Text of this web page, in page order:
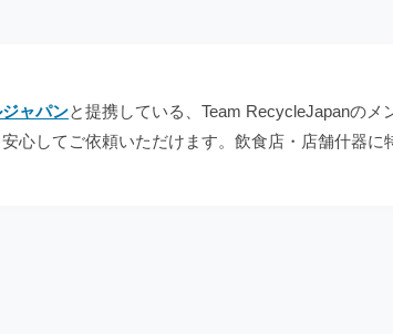
ャパンと提携している、Team RecycleJapanの
心してご依頼いただけます。飲食店・店舗什器に